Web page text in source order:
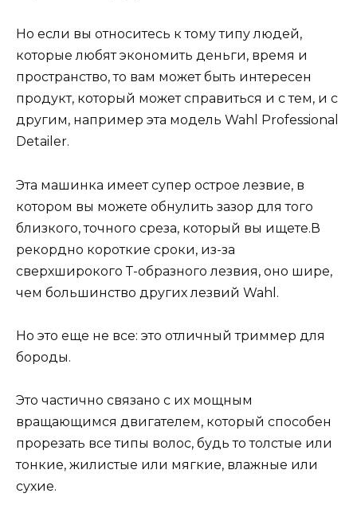
Но если вы относитесь к тому типу людей,
которые любят экономить деньги, время и
пространство, то вам может быть интересен
продукт, который может справиться и с тем, и с
другим, например эта модель Wahl Professional
Detailer.
Эта машинка имеет супер острое лезвие, в
котором вы можете обнулить зазор для того
близкого, точного среза, который вы ищете.В
рекордно короткие сроки, из-за
сверхширокого Т-образного лезвия, оно шире,
чем большинство других лезвий Wahl.
Но это еще не все: это отличный триммер для
бороды.
Это частично связано с их мощным
вращающимся двигателем, который способен
прорезать все типы волос, будь то толстые или
тонкие, жилистые или мягкие, влажные или
сухие.